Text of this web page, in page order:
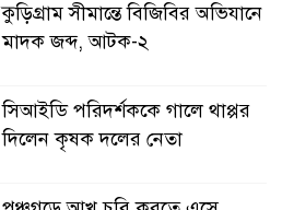
কুড়িগ্রাম সীমান্তে বিজিবির অভিযানে
মাদক জব্দ, আটক-২
সিআইডি পরিদর্শককে গালে থাপ্পর
দিলেন কৃষক দলের নেতা